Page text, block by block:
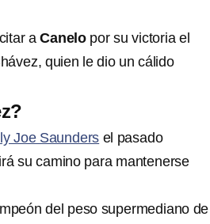
aCanelo por su victoria el
quien le dio un cálido
Joe Saunders el pasado
su camino para mantenerse
del peso supermediano de